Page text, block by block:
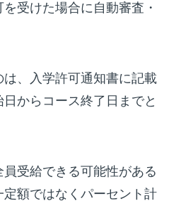
受けた場合に自動審査・
、入学許可通知書に記載
からコース終了日までと
受給できる可能性がある
額ではなくパーセント計